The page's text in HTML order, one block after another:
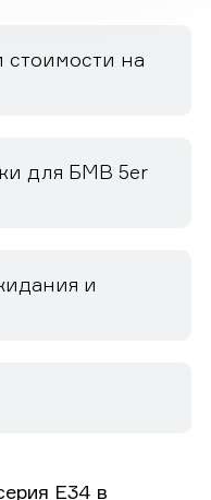
стоимости на
для БМВ 5er
и
E34 в